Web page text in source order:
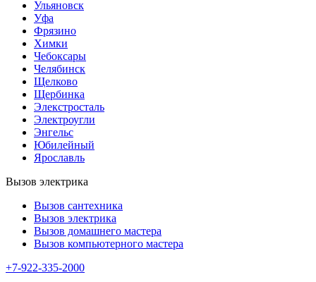
Ульяновск
Уфа
Фрязино
Химки
Чебоксары
Челябинск
Щелково
Щербинка
Элекстросталь
Электроугли
Энгельс
Юбилейный
Ярославль
Вызов электрика
Вызов сантехника
Вызов электрика
Вызов домашнего мастера
Вызов компьютерного мастера
+7-922-335-2000